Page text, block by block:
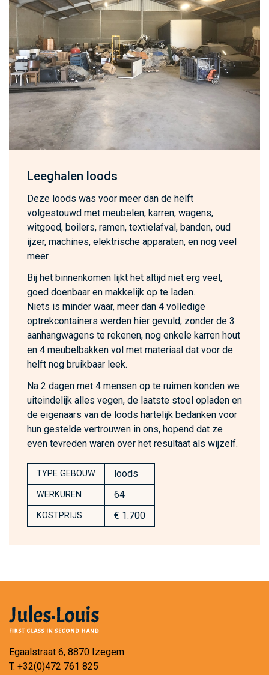
Leeghalen loods
Deze loods was voor meer dan de helft
volgestouwd met meubelen, karren, wagens,
witgoed, boilers, ramen, textielafval, banden, oud
ijzer, machines, elektrische apparaten, en nog veel
meer.
Bij het binnenkomen lijkt het altijd niet erg veel,
goed doenbaar en makkelijk op te laden.
Niets is minder waar, meer dan 4 volledige
optrekcontainers werden hier gevuld, zonder de 3
aanhangwagens te rekenen, nog enkele karren hout
en 4 meubelbakken vol met materiaal dat voor de
helft nog bruikbaar leek.
Na 2 dagen met 4 mensen op te ruimen konden we
uiteindelijk alles vegen, de laatste stoel opladen en
de eigenaars van de loods hartelijk bedanken voor
hun gestelde vertrouwen in ons, hopend dat ze
even tevreden waren over het resultaat als wijzelf.
TYPE GEBOUW loods
WERKUREN 64
KOSTPRIJS € 1.700
Egaalstraat 6, 8870 Izegem
T. +32(0)472 761 825